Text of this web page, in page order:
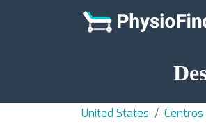
United States